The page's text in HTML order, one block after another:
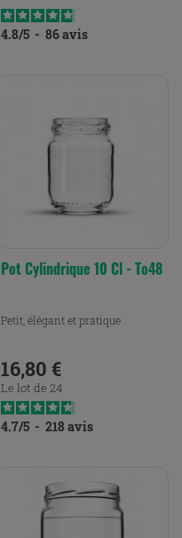
4.8/5 - 86avis
Pot Cylindrique 10 Cl - To48
Petit, élégant et pratique
Prix
16,80 €
Le lot de 24
4.7/5 - 218 avis